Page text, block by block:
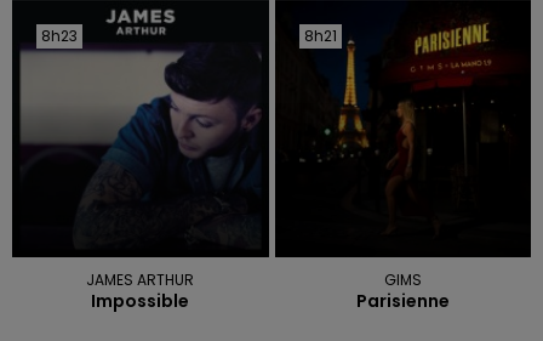
8h23
8h23
JAMES ARTHUR
Impossible
8h21
8h21
GIMS
Parisienne